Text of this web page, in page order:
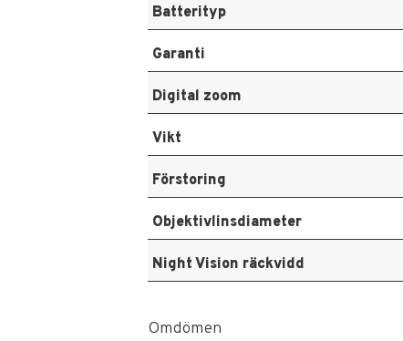
Batterityp
Garanti
Digital zoom
Vikt
Förstoring
Objektivlinsdiameter
Night Vision räckvidd
Omdömen